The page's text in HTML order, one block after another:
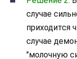
случае
приходится
случае
"молочную